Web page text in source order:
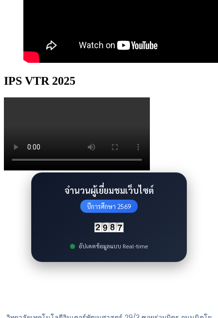
IPS VTR 2025
จำนวนผู้เยี่ยมชมเว็บไซต์
ปีการศึกษา 2569
อัปเดตข้อมูลแบบ Real-time